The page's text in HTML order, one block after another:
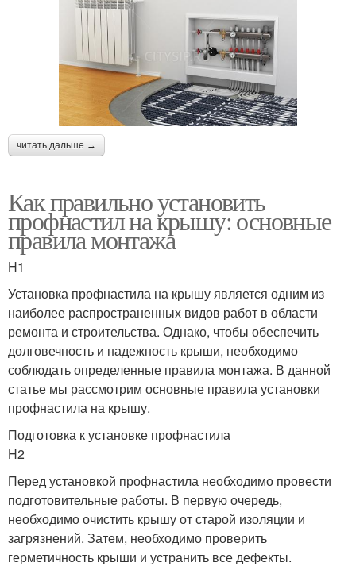
читать дальше →
Как правильно установить
профнастил на крышу: основные
правила монтажа
H1
Установка профнастила на крышу является одним из
наиболее распространенных видов работ в области
ремонта и строительства. Однако, чтобы обеспечить
долговечность и надежность крыши, необходимо
соблюдать определенные правила монтажа. В данной
статье мы рассмотрим основные правила установки
профнастила на крышу.
Подготовка к установке профнастила
H2
Перед установкой профнастила необходимо провести
подготовительные работы. В первую очередь,
необходимо очистить крышу от старой изоляции и
загрязнений. Затем, необходимо проверить
герметичность крыши и устранить все дефекты.